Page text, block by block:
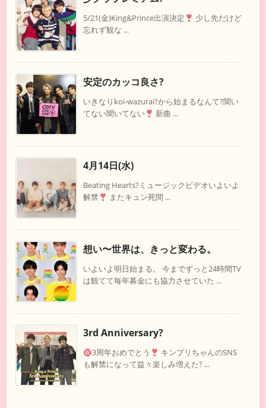
5/21(金)King&Prince出演決定
少し先だけど
忘れず観な ...
安定のカッコ良さ?
いきなりkoi-wazurai?から始まるなんて?聞い
てない聞いてない
新曲 ...
4月14日(水)
Beating Hearts?ミュージックビデオいよいよ
解禁
またキュン死間 ...
想い〜世界は、きっと変わる。
いよいよ明日始まる。 今までずっと24時間TV
は観てて毎年募金にも協力させていた ...
3rd Anniversary?
3周年おめでとう
キンプリちゃんのSNS
も解禁になって益々楽しみ増えた? ...